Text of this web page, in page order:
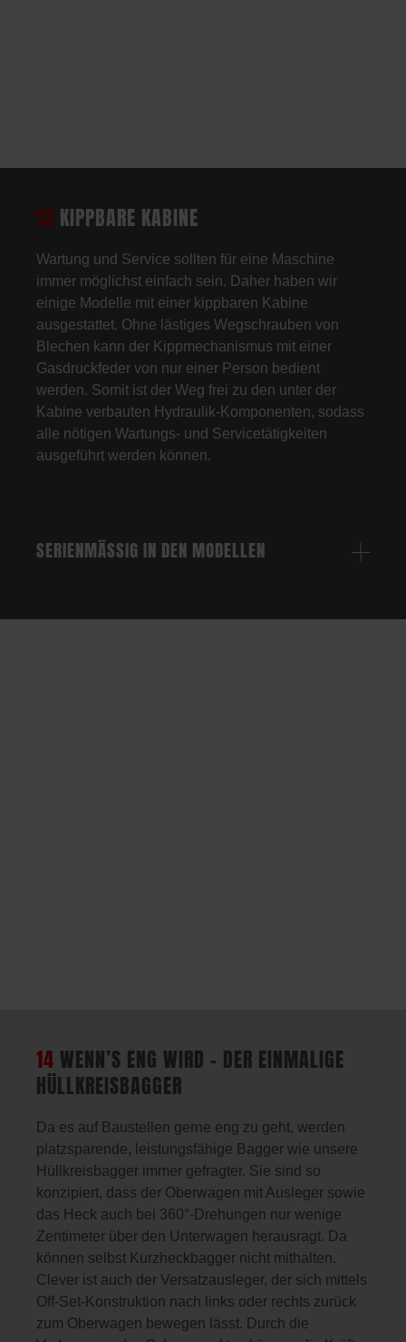
13 KIPPBARE KABINE
Wartung und Service sollten für eine Maschine
immer möglichst einfach sein. Daher haben wir
einige Modelle mit einer kippbaren Kabine
ausgestattet. Ohne lästiges Wegschrauben von
Blechen kann der Kippmechanismus mit einer
Gasdruckfeder von nur einer Person bedient
werden. Somit ist der Weg frei zu den unter der
Kabine verbauten Hydraulik-Komponenten, sodass
alle nötigen Wartungs- und Servicetätigkeiten
ausgeführt werden können.
SERIENMÄSSIG IN DEN MODELLEN
14 WENN’S ENG WIRD – DER EINMALIGE
HÜLLKREISBAGGER
Da es auf Baustellen gerne eng zu geht, werden
platzsparende, leistungsfähige Bagger wie unsere
Hüllkreisbagger immer gefragter. Sie sind so
konzipiert, dass der Oberwagen mit Ausleger sowie
das Heck auch bei 360°-Drehungen nur wenige
Zentimeter über den Unterwagen herausragt. Da
können selbst Kurzheckbagger nicht mithalten.
Clever ist auch der Versatzausleger, der sich mittels
Off-Set-Konstruktion nach links oder rechts zurück
zum Oberwagen bewegen lässt. Durch die